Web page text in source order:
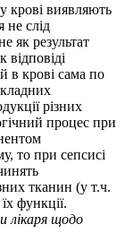
крові виявляють
не слід
як результат
відповіді
в крові сама по
різних
процес при
то при сепсисі
тканин (у т.ч.
функції.
лікаря щодо